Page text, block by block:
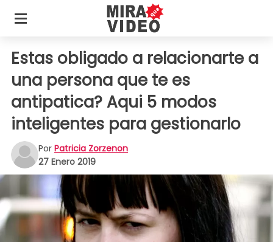
Estas obligado a relacionarte a
una persona que te es
antipatica? Aqui 5 modos
inteligentes para gestionarlo
Por Patricia Zorzenon
27 Enero 2019